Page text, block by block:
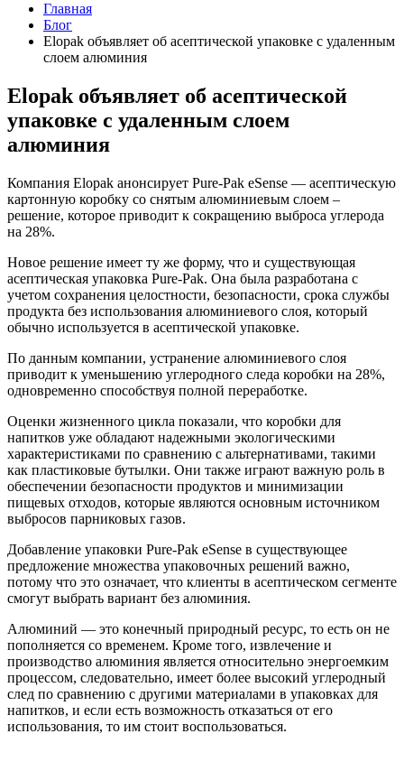
Главная
Блог
Elopak объявляет об асептической упаковке с удаленным
слоем алюминия
Elopak объявляет об асептической
упаковке с удаленным слоем
алюминия
Компания Elopak анонсирует Pure-Pak eSense — асептическую
картонную коробку со снятым алюминиевым слоем –
решение, которое приводит к сокращению выброса углерода
на 28%.
Новое решение имеет ту же форму, что и существующая
асептическая упаковка Pure-Pak. Она была разработана с
учетом сохранения целостности, безопасности, срока службы
продукта без использования алюминиевого слоя, который
обычно используется в асептической упаковке.
По данным компании, устранение алюминиевого слоя
приводит к уменьшению углеродного следа коробки на 28%,
одновременно способствуя полной переработке.
Оценки жизненного цикла показали, что коробки для
напитков уже обладают надежными экологическими
характеристиками по сравнению с альтернативами, такими
как пластиковые бутылки. Они также играют важную роль в
обеспечении безопасности продуктов и минимизации
пищевых отходов, которые являются основным источником
выбросов парниковых газов.
Добавление упаковки Pure-Pak eSense в существующее
предложение множества упаковочных решений важно,
потому что это означает, что клиенты в асептическом сегменте
смогут выбрать вариант без алюминия.
Алюминий — это конечный природный ресурс, то есть он не
пополняется со временем. Кроме того, извлечение и
производство алюминия является относительно энергоемким
процессом, следовательно, имеет более высокий углеродный
след по сравнению с другими материалами в упаковках для
напитков, и если есть возможность отказаться от его
использования, то им стоит воспользоваться.